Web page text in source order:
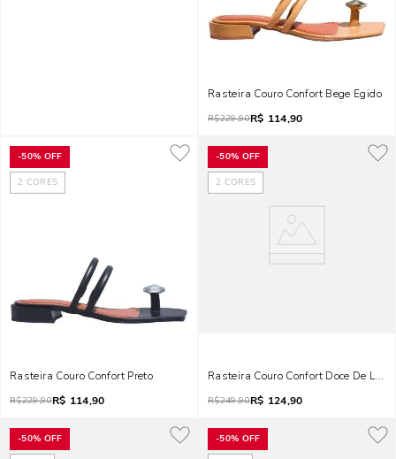
Rasteira Couro Confort Bege Egido
R$229,90R$ 114,90
-50% OFF
2 CORES
Rasteira Couro Confort Preto
R$229,90R$ 114,90
-50% OFF
2 CORES
Rasteira Couro Confort Doce De Leite
R$249,90R$ 124,90
-50% OFF -50% OFF